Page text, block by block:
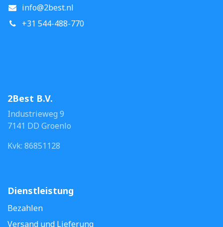
info@2best.nl
+31 544-488-770
2Best B.V.
Industrieweg 9
7141 DD Groenlo
Kvk: 86851128
Dienstleistung
Bezahlen
Versand und Lieferung